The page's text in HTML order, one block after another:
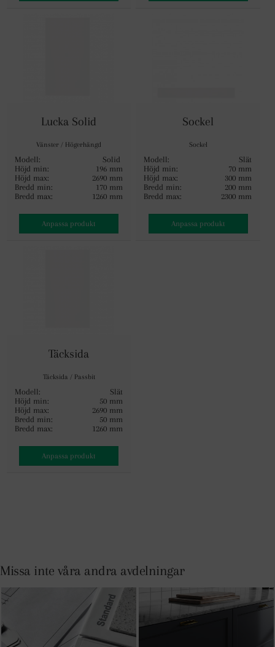
Lucka Solid
Vänster / Högerhängd
Modell:
Solid
Höjd min:
196 mm
Höjd max:
2690 mm
Bredd min:
170 mm
Bredd max:
1260 mm
Anpassa produkt
Sockel
Sockel
Modell:
Slät
Höjd min:
70 mm
Höjd max:
300 mm
Bredd min:
200 mm
Bredd max:
2300 mm
Anpassa produkt
Täcksida
Täcksida / Passbit
Modell:
Slät
Höjd min:
50 mm
Höjd max:
2690 mm
Bredd min:
50 mm
Bredd max:
1260 mm
Anpassa produkt
Missa inte våra andra avdelningar